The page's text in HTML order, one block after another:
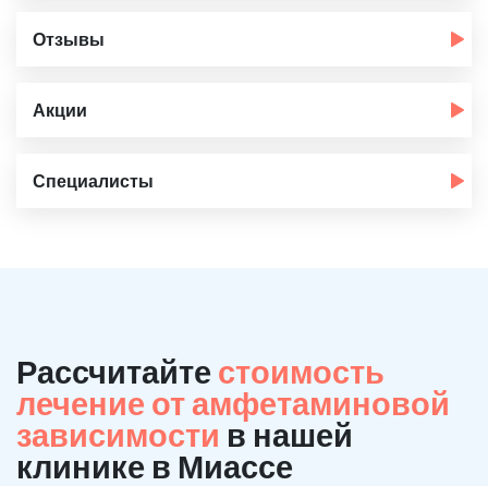
Отзывы
Акции
Специалисты
Рассчитайте стоимость
лечение от амфетаминовой
зависимости в нашей
клинике в Миассе